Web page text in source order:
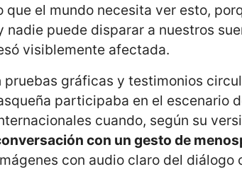
que el mundo necesita ver esto,
nadie puede disparar a nuestros
visiblemente afectada.
pruebas gráficas y testimonios
participaba en el escenario
cuando, según su
con un gesto de
con audio claro del diálogo